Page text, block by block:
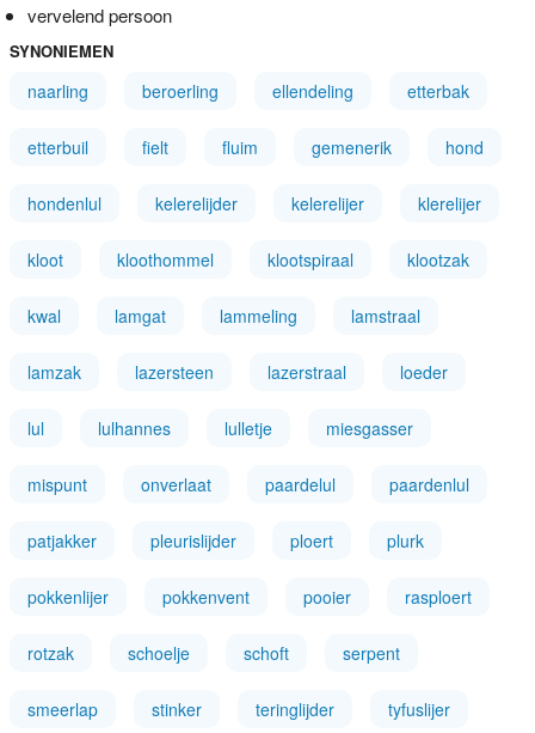
vervelend persoon
SYNONIEMEN
naarling beroerling ellendeling etterbak
etterbuil fielt fluim gemenerik hond
hondenlul kelerelijder kelerelijer klerelijer
kloot kloothommel klootspiraal klootzak
kwal lamgat lammeling lamstraal
lamzak lazersteen lazerstraal loeder
lul lulhannes lulletje miesgasser
mispunt onverlaat paardelul paardenlul
patjakker pleurislijder ploert plurk
pokkenlijer pokkenvent pooier rasploert
rotzak schoelje schoft serpent
smeerlap stinker teringlijder tyfuslijer